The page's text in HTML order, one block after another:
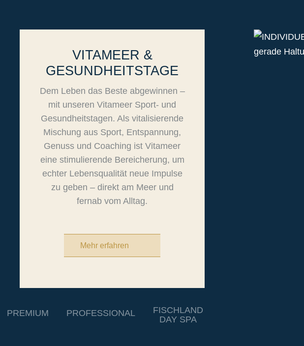
VITAMEER &
GESUNDHEITSTAGE
Dem Leben das Beste abgewinnen –
mit unseren Vitameer Sport- und
Gesundheitstagen. Als vitalisierende
Mischung aus Sport, Entspannung,
Genuss und Coaching ist Vitameer
eine stimulierende Bereicherung, um
echter Lebensqualität neue Impulse
zu geben – direkt am Meer und
fernab vom Alltag.
Mehr erfahren
PREMIUM PROFESSIONAL
FISCHLAND
DAY SPA